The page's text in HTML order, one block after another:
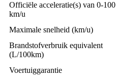
Officiële acceleratie(s) van 0-100
km/u
Maximale snelheid (km/u)
Brandstofverbruik equivalent
(L/100km)
Voertuiggarantie